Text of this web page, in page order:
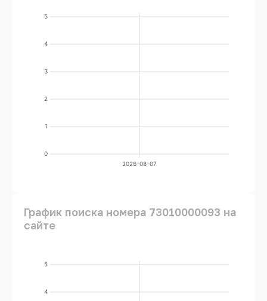
0
1
2
3
4
5
2026-08-07
График поиска номера 73010000093 на
сайте
4
5